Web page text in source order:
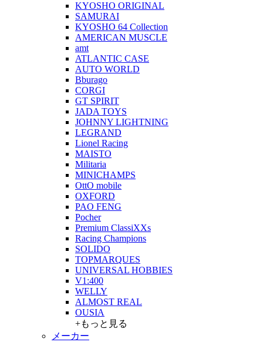
KYOSHO ORIGINAL
SAMURAI
KYOSHO 64 Collection
AMERICAN MUSCLE
amt
ATLANTIC CASE
AUTO WORLD
Bburago
CORGI
GT SPIRIT
JADA TOYS
JOHNNY LIGHTNING
LEGRAND
Lionel Racing
MAISTO
Militaria
MINICHAMPS
OttO mobile
OXFORD
PAO FENG
Pocher
Premium ClassiXXs
Racing Champions
SOLIDO
TOPMARQUES
UNIVERSAL HOBBIES
V1:400
WELLY
ALMOST REAL
OUSIA
+もっと見る
メーカー